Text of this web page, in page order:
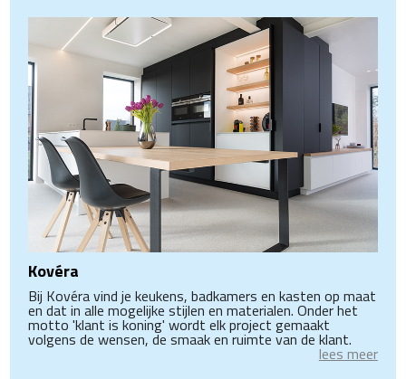
Kovéra
Bij Kovéra vind je keukens, badkamers en kasten op maat
en dat in alle mogelijke stijlen en materialen. Onder het
motto 'klant is koning' wordt elk project gemaakt
volgens de wensen, de smaak en ruimte van de klant.
lees meer